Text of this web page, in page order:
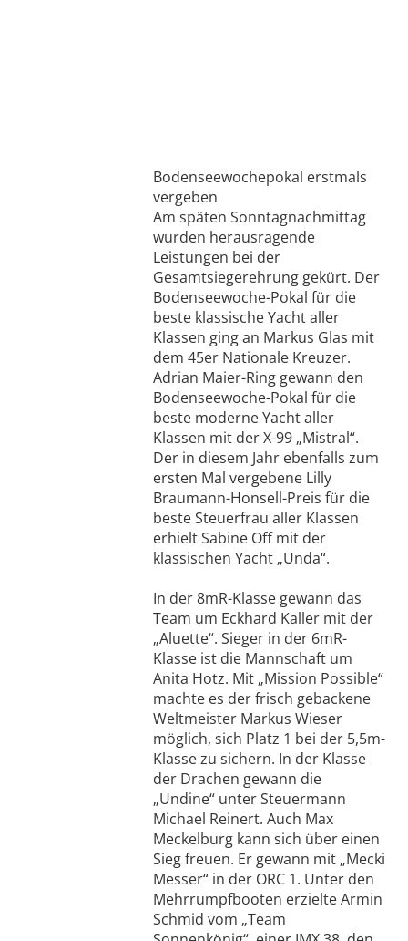
Bodenseewochepokal erstmals
vergeben
Am späten Sonntagnachmittag
wurden herausragende
Leistungen bei der
Gesamtsiegerehrung gekürt. Der
Bodenseewoche-Pokal für die
beste klassische Yacht aller
Klassen ging an Markus Glas mit
dem 45er Nationale Kreuzer.
Adrian Maier-Ring gewann den
Bodenseewoche-Pokal für die
beste moderne Yacht aller
Klassen mit der X-99 „Mistral“.
Der in diesem Jahr ebenfalls zum
ersten Mal vergebene Lilly
Braumann-Honsell-Preis für die
beste Steuerfrau aller Klassen
erhielt Sabine Off mit der
klassischen Yacht „Unda“.
In der 8mR-Klasse gewann das
Team um Eckhard Kaller mit der
„Aluette“. Sieger in der 6mR-
Klasse ist die Mannschaft um
Anita Hotz. Mit „Mission Possible“
machte es der frisch gebackene
Weltmeister Markus Wieser
möglich, sich Platz 1 bei der 5,5m-
Klasse zu sichern. In der Klasse
der Drachen gewann die
„Undine“ unter Steuermann
Michael Reinert. Auch Max
Meckelburg kann sich über einen
Sieg freuen. Er gewann mit „Mecki
Messer“ in der ORC 1. Unter den
Mehrrumpfbooten erzielte Armin
Schmid vom „Team